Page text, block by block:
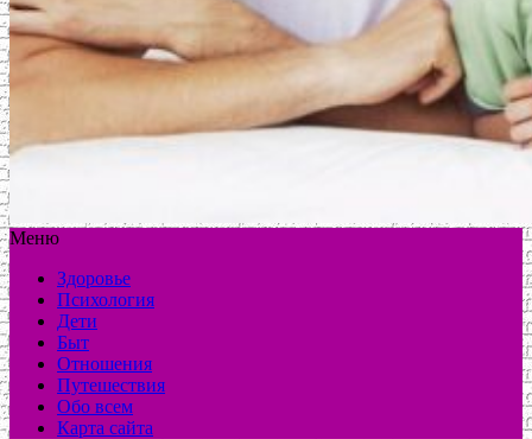
Меню
Здоровье
Психология
Дети
Быт
Отношения
Путешествия
Обо всем
Карта сайта